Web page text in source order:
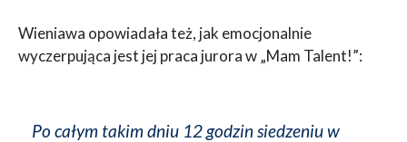
Wieniawa opowiadała też, jak emocjonalnie
wyczerpująca jest jej praca jurora w „Mam Talent!”:
Po całym takim dniu 12 godzin siedzeniu w